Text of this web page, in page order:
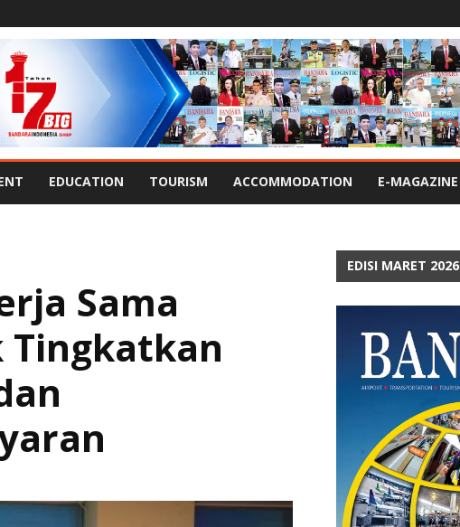
EDUCATION TOURISM ACCOMMODATION E-MAGAZINE
Sama
Tingkatkan
EDISI MARET 2026